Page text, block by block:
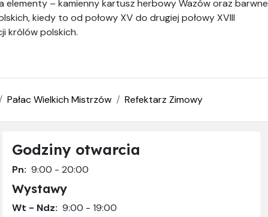
elementy – kamienny kartusz herbowy Wazów oraz barwne
kiedy to od połowy XV do drugiej połowy XVIII
królów polskich.
Pałac Wielkich Mistrzów Refektarz Zimowy
Godziny otwarcia
Pn: 9:00 - 20:00
Wystawy
Wt - Ndz: 9:00 - 19:00